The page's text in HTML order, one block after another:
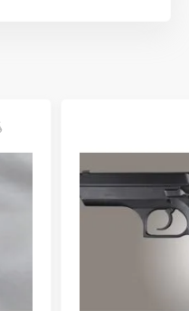
kaučuku, který je
Dark Earh , fialová,